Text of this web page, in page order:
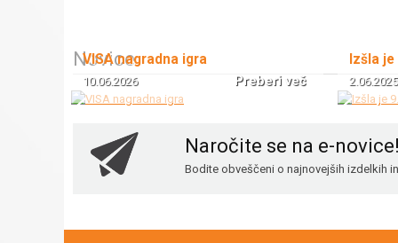
Novice
VISA nagradna igra
10.06.2026 Preberi več
Izšla
2.06.2025
Naročite se na e-novice!
Bodite obveščeni o najnovejših izdelkih